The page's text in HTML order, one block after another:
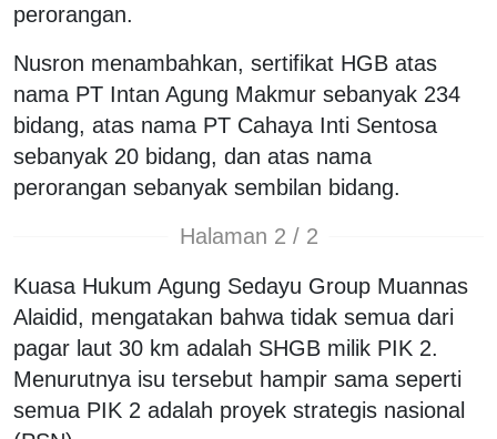
perorangan.
Nusron menambahkan, sertifikat HGB atas
nama PT Intan Agung Makmur sebanyak 234
bidang, atas nama PT Cahaya Inti Sentosa
sebanyak 20 bidang, dan atas nama
perorangan sebanyak sembilan bidang.
Halaman 2 / 2
Kuasa Hukum Agung Sedayu Group Muannas
Alaidid, mengatakan bahwa tidak semua dari
pagar laut 30 km adalah SHGB milik PIK 2.
Menurutnya isu tersebut hampir sama seperti
semua PIK 2 adalah proyek strategis nasional